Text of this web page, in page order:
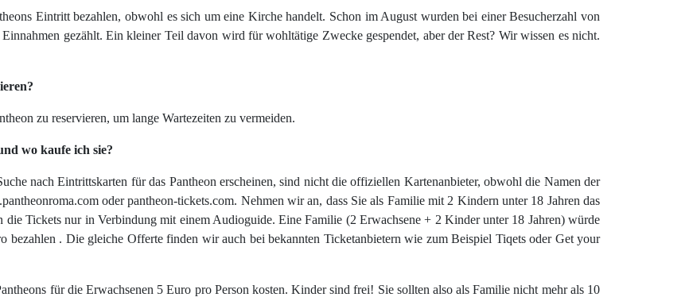
Eintritt bezahlen, obwohl es sich um eine Kirche handelt. Schon im August wurden bei einer Besucherzahl von
gezählt. Ein kleiner Teil davon wird für wohltätige Zwecke gespendet, aber der Rest? Wir wissen es nicht.
zu reservieren, um lange Wartezeiten zu vermeiden.
wo kaufe ich sie?
nach Eintrittskarten für das Pantheon erscheinen, sind nicht die offiziellen Kartenanbieter, obwohl die Namen der
oder pantheon-tickets.com. Nehmen wir an, dass Sie als Familie mit 2 Kindern unter 18 Jahren das
die Tickets nur in Verbindung mit einem Audioguide. Eine Familie (2 Erwachsene + 2 Kinder unter 18 Jahren) würde
bezahlen . Die gleiche Offerte finden wir auch bei bekannten Ticketanbietern wie zum Beispiel Tiqets oder Get your
für die Erwachsenen 5 Euro pro Person kosten. Kinder sind frei! Sie sollten also als Familie nicht mehr als 10